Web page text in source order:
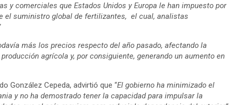
y comerciales que Estados Unidos y Europa le han impuesto por
el suministro global de fertilizantes, el cual, analistas
más los precios respecto del año pasado, afectando la
agrícola y, por consiguiente, generando un aumento en
González Cepeda, advirtió que “El gobierno ha minimizado el
y no ha demostrado tener la capacidad para impulsar la